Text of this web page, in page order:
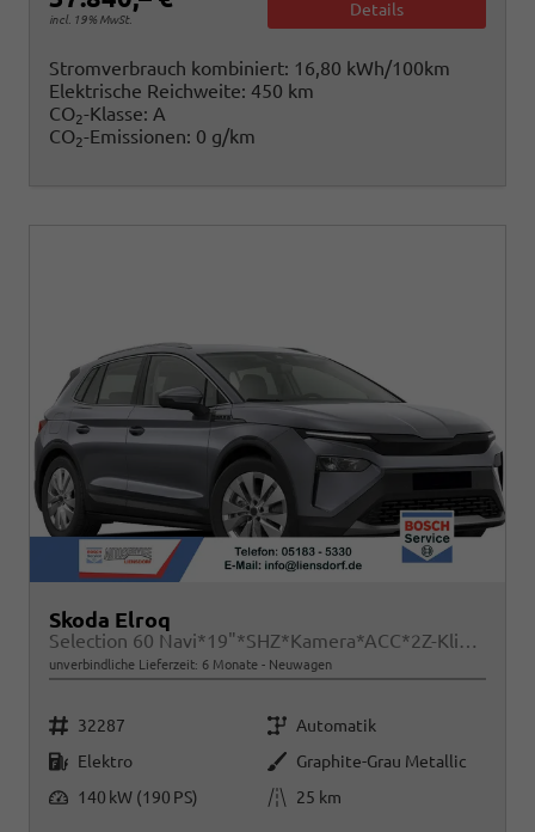
incl. 19% MwSt.
Details
Stromverbrauch kombiniert: 16,80 kWh/100km
Elektrische Reichweite: 450 km
CO2-Klasse: A
CO2-Emissionen: 0 g/km
Skoda Elroq
Selection 60 Navi*19"*SHZ*Kamera*ACC*2Z-Klimaauto*LED
unverbindliche Lieferzeit: 6 Monate Neuwagen
Fahrzeugnr. 32287 Getriebe Automatik
Kraftstoff Elektro Außenfarbe Graphite-Grau Metallic
Leistung
140 kW (190 PS) Kilometerstand 25 km